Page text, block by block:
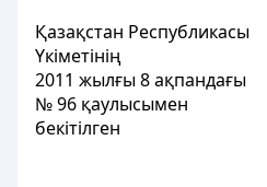
Қазақстан Республикасы
Үкіметінің
2011 жылғы 8 ақпандағы
№ 96 қаулысымен
бекітілген